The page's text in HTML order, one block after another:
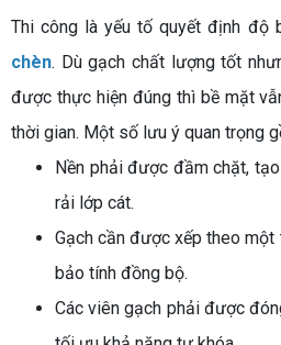
Thi công là yếu tố quyết định độ
chèn. Dù gạch chất lượng tốt
được thực hiện đúng thì bề mặt
thời gian. Một số lưu ý quan trọng
Nền phải được đầm chặt,
rải lớp cát.
Gạch cần được xếp theo
bảo tính đồng bộ.
Các viên gạch phải được